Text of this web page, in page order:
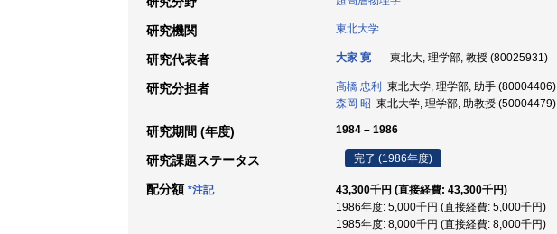
研究機関 東北大学
研究代表者 大家 寛 東北大, 理学部, 教授 (80025931)
研究分担者 高橋 忠利
東北大学, 理学部, 助手 (80004406)
森岡 昭 東北大学, 理学部, 助教授 (50004479)
研究期間 (年度) 1984 – 1986
研究課題ステータス 完了 (1986年度)
配分額 *注記
43,300千円 (直接経費: 43,300千円)
1986年度: 5,000千円 (直接経費: 5,000千円)
1985年度: 8,000千円 (直接経費: 8,000千円)